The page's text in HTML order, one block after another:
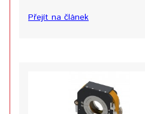
Přejít na článek